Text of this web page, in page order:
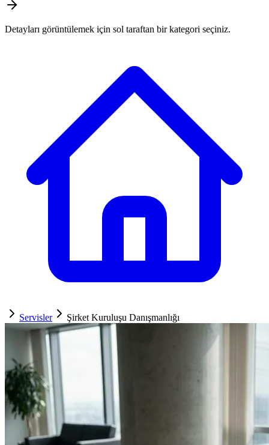
Detayları görüntülemek için sol taraftan bir kategori seçiniz.
Servisler Şirket Kuruluşu Danışmanlığı